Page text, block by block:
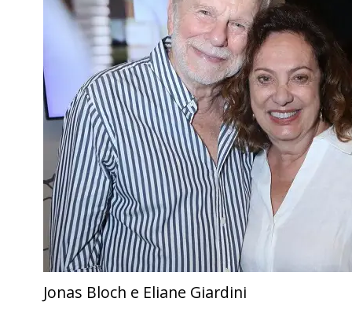
Jonas Bloch e Eliane Giardini